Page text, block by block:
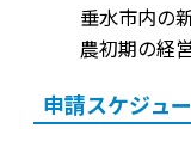
垂水市内の
農初期の経
申請スケジュ